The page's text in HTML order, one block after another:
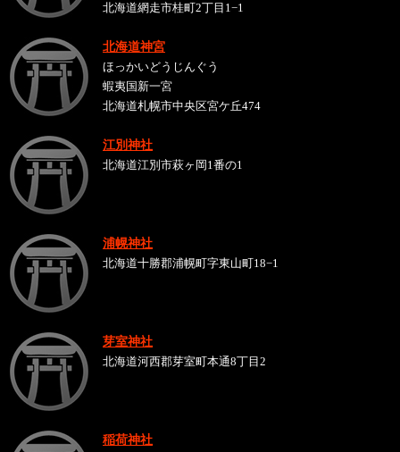
北海道網走市桂町2丁目1−1
北海道神宮
ほっかいどうじんぐう
蝦夷国新一宮
北海道札幌市中央区宮ケ丘474
江別神社
北海道江別市萩ヶ岡1番の1
浦幌神社
北海道十勝郡浦幌町字東山町18−1
芽室神社
北海道河西郡芽室町本通8丁目2
稲荷神社